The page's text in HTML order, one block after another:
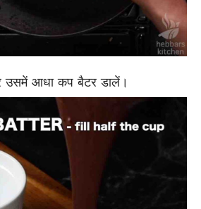
उसमें आधा कप बैटर डालें।